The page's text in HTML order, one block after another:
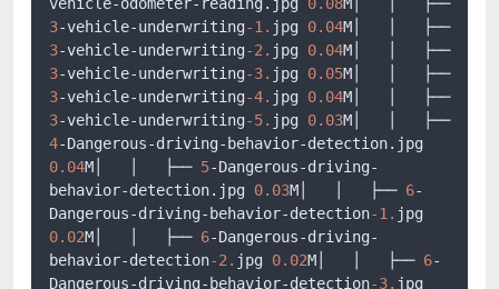
vehicle-odometer-reading.jpg 0.08
M│   │   ├──
3-vehicle-underwriting-1. jpg 0.04
M│   │   ├──
3-vehicle-underwriting-2. jpg 0.04
M│   │   ├──
3-vehicle-underwriting-3. jpg 0.05
M│   │   ├──
3-vehicle-underwriting-4. jpg 0.04
M│   │   ├──
3-vehicle-underwriting-5. jpg 0.03
M│   │   ├──
4
0.04M│   │   ├── 5-Dangerous-driving-
behavior-detection.jpg 0.03M│   │   ├── 6-
Dangerous-driving-behavior-detection-1.
0.02M│   │   ├── 6-Dangerous-driving-
behavior-detection-2. jpg 0.02M│   │   ├── 6-
Dangerous-driving-behavior-detection-3.